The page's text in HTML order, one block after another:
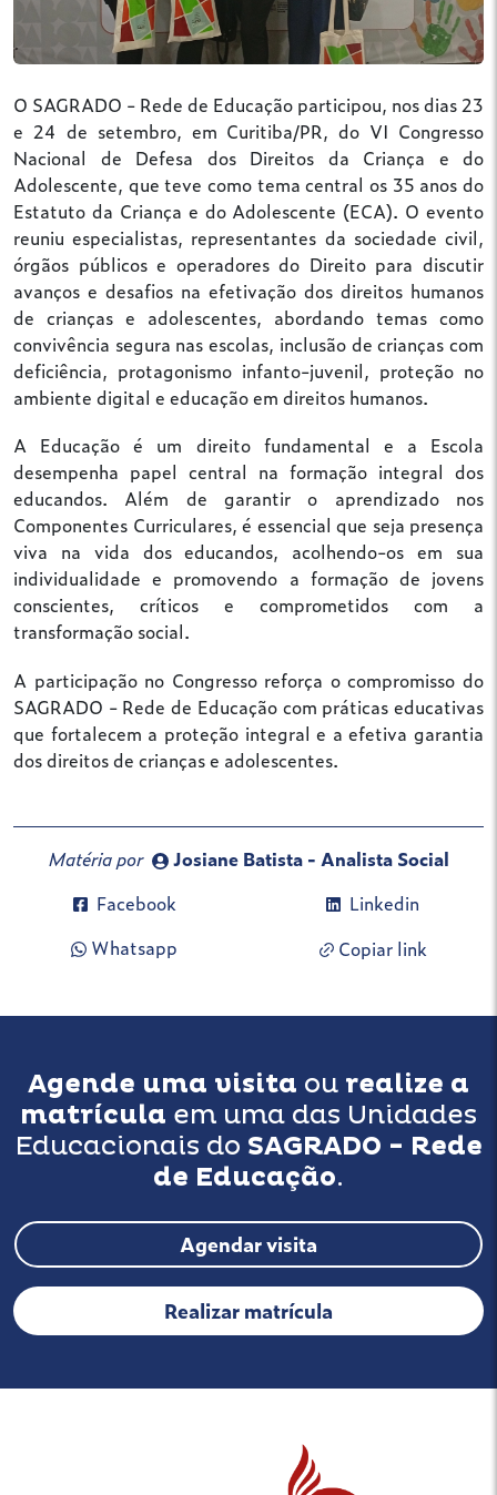
O SAGRADO - Rede de Educação participou, nos dias 23
e 24 de setembro, em Curitiba/PR, do VI Congresso
Nacional de Defesa dos Direitos da Criança e do
Adolescente, que teve como tema central os 35 anos do
Estatuto da Criança e do Adolescente (ECA). O evento
reuniu especialistas, representantes da sociedade civil,
órgãos públicos e operadores do Direito para discutir
avanços e desafios na efetivação dos direitos humanos
de crianças e adolescentes, abordando temas como
convivência segura nas escolas, inclusão de crianças com
deficiência, protagonismo infanto-juvenil, proteção no
ambiente digital e educação em direitos humanos.
A Educação é um direito fundamental e a Escola
desempenha papel central na formação integral dos
educandos. Além de garantir o aprendizado nos
Componentes Curriculares, é essencial que seja presença
viva na vida dos educandos, acolhendo-os em sua
individualidade e promovendo a formação de jovens
conscientes, críticos e comprometidos com a
transformação social.
A participação no Congresso reforça o compromisso do
SAGRADO - Rede de Educação com práticas educativas
que fortalecem a proteção integral e a efetiva garantia
dos direitos de crianças e adolescentes.
Matéria por
Josiane Batista - Analista Social
Facebook
Linkedin
Whatsapp
Copiar link
Agende uma visita ou realize a
matrícula em uma das Unidades
Educacionais do SAGRADO - Rede
de Educação.
Agendar visita
Realizar matrícula